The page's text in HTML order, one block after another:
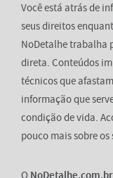
Você está atrás de
seus direitos
NoDetalhe trabalha
direta. Conteúdos
técnicos que
informação que
condição de vida.
pouco mais sobre os